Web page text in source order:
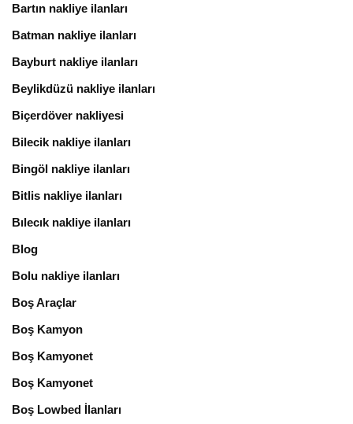
Bartın nakliye ilanları
Batman nakliye ilanları
Bayburt nakliye ilanları
Beylikdüzü nakliye ilanları
Biçerdöver nakliyesi
Bilecik nakliye ilanları
Bingöl nakliye ilanları
Bitlis nakliye ilanları
Bılecık nakliye ilanları
Blog
Bolu nakliye ilanları
Boş Araçlar
Boş Kamyon
Boş Kamyonet
Boş Kamyonet
Boş Lowbed İlanları